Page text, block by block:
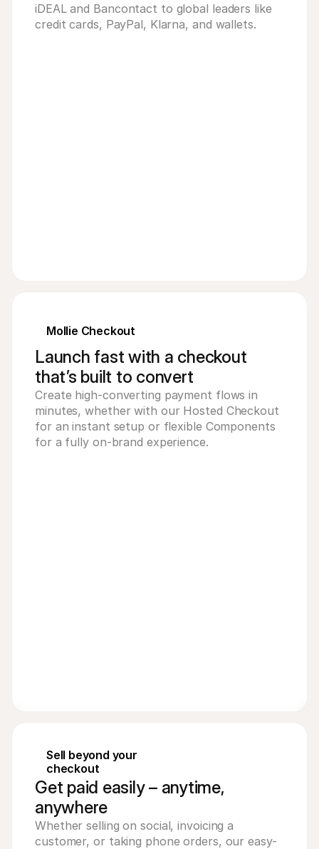
iDEAL and Bancontact to global leaders like
credit cards, PayPal, Klarna, and wallets.
Mollie Checkout
Launch fast with a checkout
that’s built to convert
Create high-converting payment flows in
minutes, whether with our Hosted Checkout
for an instant setup or flexible Components
for a fully on-brand experience.
Sell beyond your
checkout
Get paid easily – anytime,
anywhere
Whether selling on social, invoicing a
customer, or taking phone orders, our easy-